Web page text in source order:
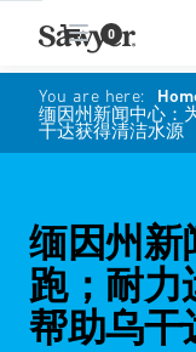
0
You are here:
缅因州新闻中心：
干达获得清洁水源
缅因州新
跑；耐力
帮助乌干